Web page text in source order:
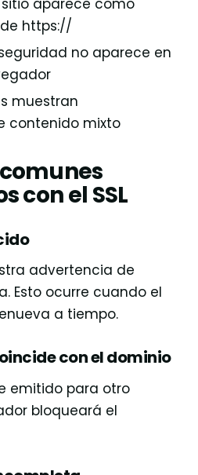
https://
no aparece en
muestran
contenido mixto
con el SSL
advertencia de
Esto ocurre cuando el
a tiempo.
con el dominio
emitido para otro
bloqueará el